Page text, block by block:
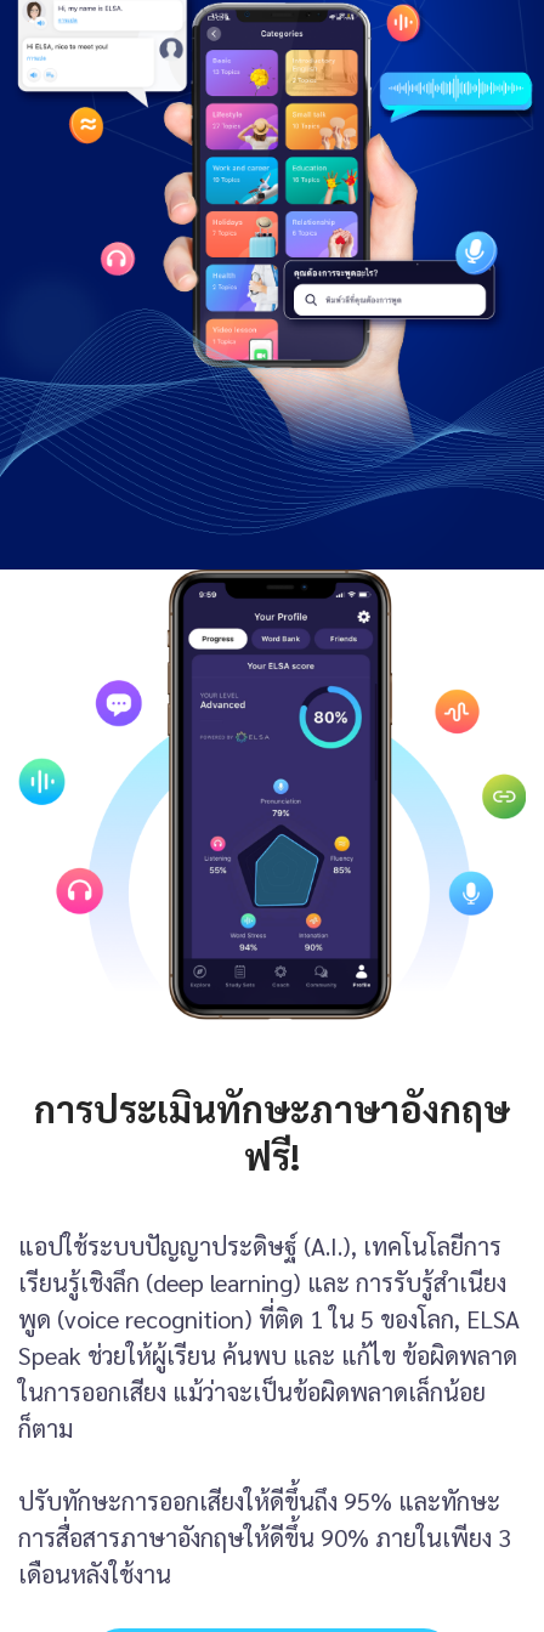
การประเมินทักษะภาษาอังกฤษ
ฟรี!
แอปใช้ระบบปัญญาประดิษฐ์ (A.I.), เทคโนโลยีการ
เรียนรู้เชิงลึก (deep learning) และ การรับรู้สำเนียง
พูด (voice recognition) ที่ติด 1 ใน 5 ของโลก, ELSA
Speak ช่วยให้ผู้เรียน ค้นพบ และ แก้ไข ข้อผิดพลาด
ในการออกเสียง แม้ว่าจะเป็นข้อผิดพลาดเล็กน้อย
ก็ตาม
ปรับทักษะการออกเสียงให้ดีขึ้นถึง 95% และทักษะ
การสื่อสารภาษาอังกฤษให้ดีขึ้น 90% ภายในเพียง 3
เดือนหลังใช้งาน